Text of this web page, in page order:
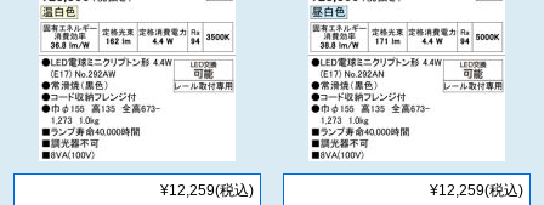
¥12,259(税込) ¥12,259(税込)